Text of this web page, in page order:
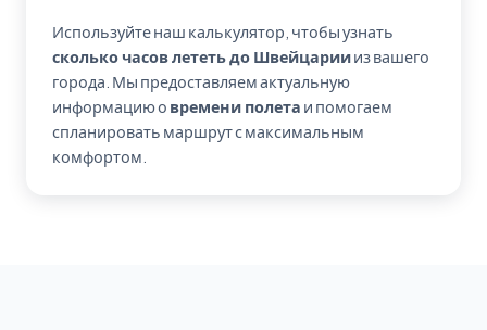
Используйте наш калькулятор, чтобы узнать
сколько часов лететь до Швейцариииз вашего
города. Мы предоставляем актуальную
информацию о времени полета и помогаем
спланировать маршрут с максимальным
комфортом.